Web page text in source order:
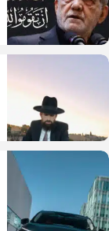
בעולם
בית המדרש